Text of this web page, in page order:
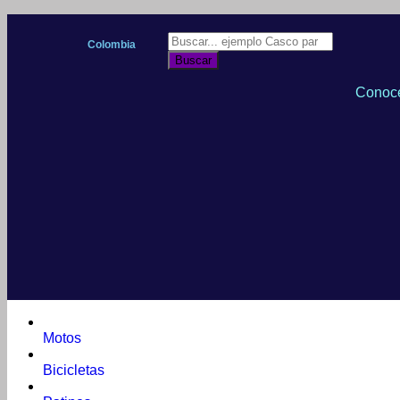
Colombia
Buscar
Motos
Bicicletas